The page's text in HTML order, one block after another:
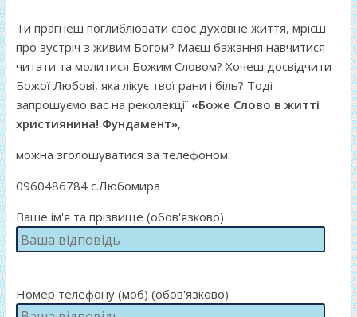
Ти прагнеш поглиблювати своє духовне життя, мрієш
про зустріч з живим Богом? Маєш бажання навчитися
читати та молитися Божим Словом? Хочеш досвідчити
Божої Любові, яка лікує твої рани і біль? Тоді
запрошуємо вас на реколекції «Боже Слово в житті
християнина! Фундамент»,
можна зголошуватися за телефоном:
0960486784 с.Любомира
Ваше ім'я та прізвище (обов'язково)
Номер телефону (моб) (обов'язково)